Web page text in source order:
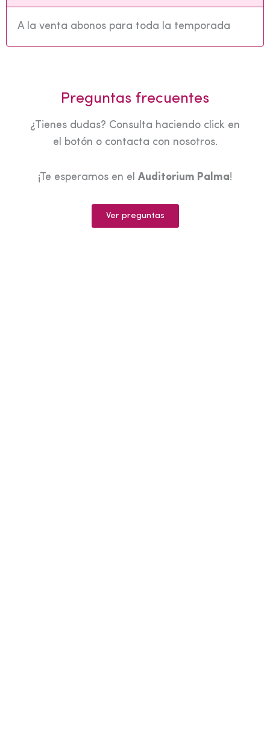
A la venta abonos para toda la temporada
Preguntas frecuentes
¿Tienes dudas? Consulta haciendo click en
el botón o contacta con nosotros.
¡Te esperamos en el Auditorium Palma!
Ver preguntas